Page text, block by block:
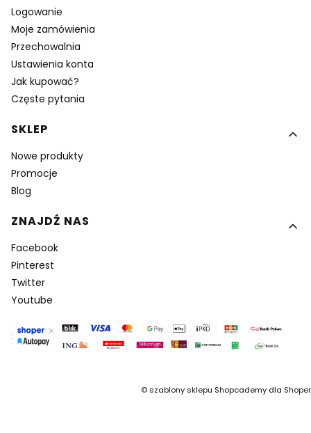
Logowanie
Moje zamówienia
Przechowalnia
Ustawienia konta
Jak kupować?
Częste pytania
SKLEP
Nowe produkty
Promocje
Blog
ZNAJDŹ NAS
Facebook
Pinterest
Twitter
Youtube
©szablony sklepu Shopcademy dla Shoper